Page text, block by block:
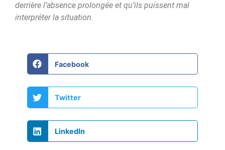
derrière l’absence prolongée et qu’ils puissent mal
interpréter la situation.
Facebook
Twitter
LinkedIn